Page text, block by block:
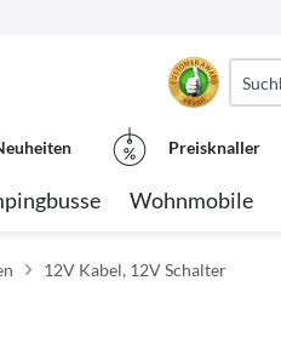
Preisknaller
Wohnmobile
12V Kabel, 12V Schalter